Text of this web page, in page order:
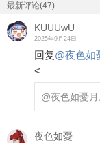
最新评论(47)
KUUUwU
2025年9月24日
回复@夜色如
<
@夜色如憂
夜色如憂